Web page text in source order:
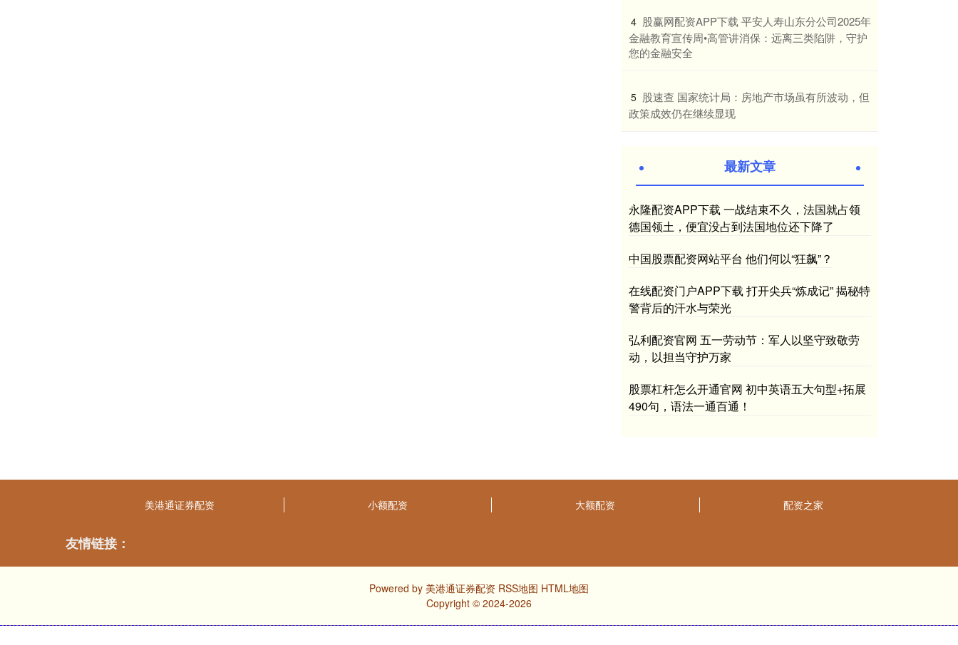
4 ​股赢网配资APP下载 平安人寿山东分公司2025年
金融教育宣传周•高管讲消保：远离三类陷阱，守护
您的金融安全
5 ​股速查 国家统计局：房地产市场虽有所波动，但
政策成效仍在继续显现
最新文章
永隆配资APP下载 一战结束不久，法国就占领
德国领土，便宜没占到法国地位还下降了
中国股票配资网站平台 他们何以“狂飙”？
在线配资门户APP下载 打开尖兵“炼成记” 揭秘特
警背后的汗水与荣光
弘利配资官网 五一劳动节：军人以坚守致敬劳
动，以担当守护万家
股票杠杆怎么开通官网 初中英语五大句型+拓展
490句，语法一通百通！
美港通证券配资 小额配资 大额配资 配资之家
友情链接：
Powered by 美港通证券配资 RSS地图 HTML地图
Copyright © 2024-2026